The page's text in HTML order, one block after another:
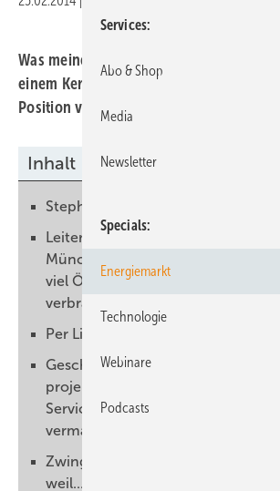
Was meinen Sie, liebe Leser, zu diesen
einem Kernelement der EEG-
Position vertreten Sie?
Inhalt
Stephan Eidt,
Leiter Konzernenergiewirtschaft
München (SWM). Bis 2025 wollen
viel Ökostrom selbst erzeugen,
verbraucht.
Per Lind,
Geschäftsführer der Kieler Firma
projektiert Wind- und
Service für Betriebsführung und
vermarktung an.
Zwingende Direktvermarktung ist
weil...
Services
Abo & Shop
Media
Newsletter
Specials
Energiemarkt
Technologie
Webinare
Podcasts